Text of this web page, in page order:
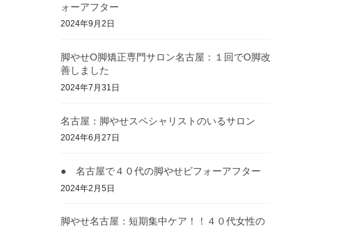
ォーアフター
2024年9月2日
脚やせO脚矯正専門サロン名古屋：１回でO脚改
善しました
2024年7月31日
名古屋：脚やせスペシャリストのいるサロン
2024年6月27日
● 名古屋で４０代の脚やせビフォーアフター
2024年2月5日
脚やせ名古屋：短期集中ケア！！４０代女性の